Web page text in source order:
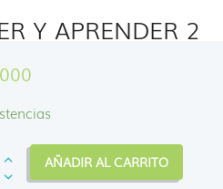
Y APRENDER 2
AÑADIR AL CARRITO